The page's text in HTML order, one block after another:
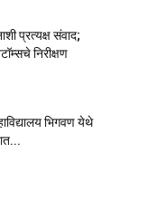
प्रत्यक्ष संवाद;
निरीक्षण
भिगवण येथे